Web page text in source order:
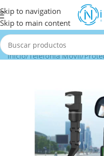
Skip to navigation
Skip to main content
Inicio/Telefonía Móvil/